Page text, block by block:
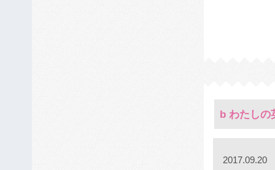
b わたし
2017.09.20